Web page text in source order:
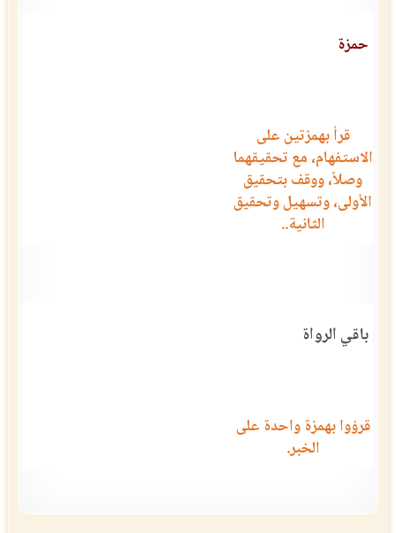
حمزة
قرأ بهمزتين على
الاستفهام، مع تحقيقهما
وصلاً، ووقف بتحقيق
الأولى، وتسهيل وتحقيق
الثانية..
باقي الرواة
قرؤوا بهمزة واحدة على
الخبر.